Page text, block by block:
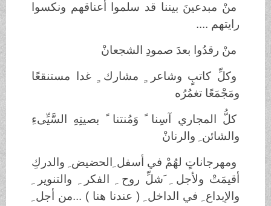
منْ مبدعينَ بيننا قد سلموا أعناقهم ونكسوا
رايتهم ....
منْ رقدُوا بعدَ صمودِ الشجعانْ
وكلِّ كاتبٍ وشاعر ٍ مشارك ٍ غدا مستنقعًا
ومَجْمَعًا تغمُرُه
كلُّ المجاري آسِنا ً وَمُنتنا ً بصيتِهِ السَّيِّىءِ
والشائن ِ والرنانْ
ومهرجاناتٍ لهُمْ في أسفل ِالحضيض ِ والدركِ
أقيمَتْ ولأجل ِ َشلِّ روح ِ الفكر ِ والتنوير ِ
والإبداع ِ في الداخل ِ ( عندنا هنا ) ...من أجل ِ